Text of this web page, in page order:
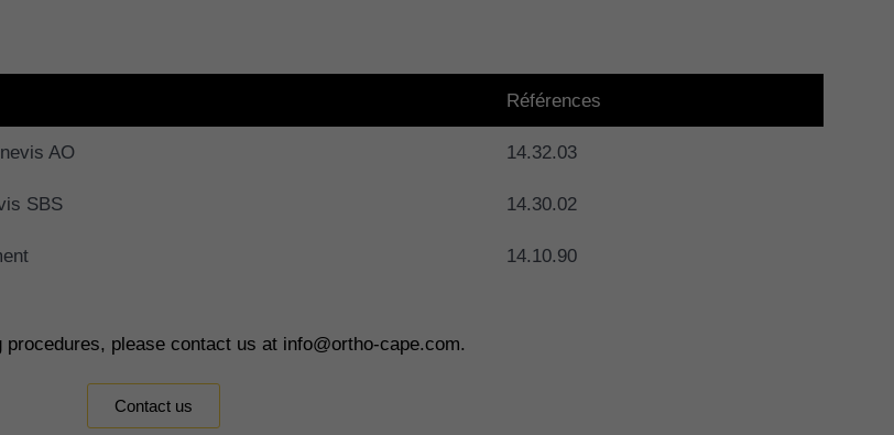
Références
AO 14.32.03
SBS 14.30.02
14.10.90
please contact us at info@ortho-cape.com.
Contact us